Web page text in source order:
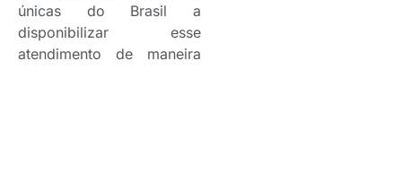
únicas do Brasil a
disponibilizar esse
atendimento de maneira